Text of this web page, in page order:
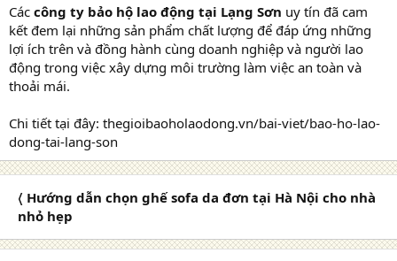
Các công ty bảo hộ lao động tại Lạng Sơn uy tín đã cam
kết đem lại những sản phẩm chất lượng để đáp ứng những
lợi ích trên và đồng hành cùng doanh nghiệp và người lao
động trong việc xây dựng môi trường làm việc an toàn và
thoải mái.
Chi tiết tại đây: thegioibaoholaodong.vn/bai-viet/bao-ho-lao-
dong-tai-lang-son
〈 Hướng dẫn chọn ghế sofa da đơn tại Hà Nội cho nhà
nhỏ hẹp